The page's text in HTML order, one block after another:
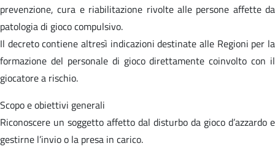
prevenzione, cura e riabilitazione rivolte alle persone affette da
patologia di gioco compulsivo.
Il decreto contiene altresì indicazioni destinate alle Regioni per la
formazione del personale di gioco direttamente coinvolto con il
giocatore a rischio.
Scopo e obiettivi generali
Riconoscere un soggetto affetto dal disturbo da gioco d’azzardo e
gestirne l’invio o la presa in carico.